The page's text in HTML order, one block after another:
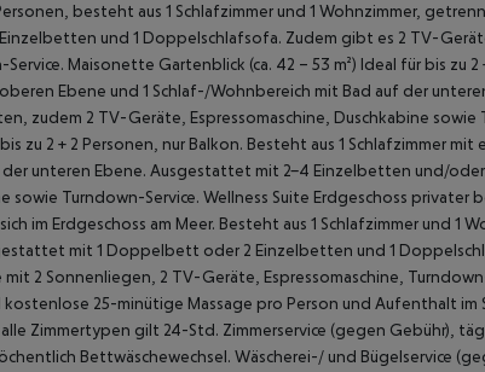
besteht aus 1 Schlafzimmer und 1 Wohnzimmer,
und 1 Doppelschlafsofa. Zudem gibt es 2 TV-
Maisonette Gartenblick (ca. 42 – 53 m²) Ideal für bis zu 2
Ebene und 1 Schlaf-/Wohnbereich mit Bad auf der
zudem 2 TV-Geräte, Espressomaschine, Duschkabine sowie
zu 2 + 2 Personen, nur Balkon. Besteht aus 1 Schlafzimmer
der unteren Ebene. Ausgestattet mit 2-4 Einzelbetten und/
sowie Turndown-Service. Wellness Suite Erdgeschoss privater
im Erdgeschoss am Meer. Besteht aus 1 Schlafzimmer und 1
mit 1 Doppelbett oder 2 Einzelbetten und 1
mit 2 Sonnenliegen, 2 TV-Geräte, Espressomaschine,
kostenlose 25-minütige Massage pro Person und Aufenthalt
alle Zimmertypen gilt 24-Std. Zimmerservice (gegen Gebühr),
Bettwäschewechsel. Wäscherei-/ und Bügelservice